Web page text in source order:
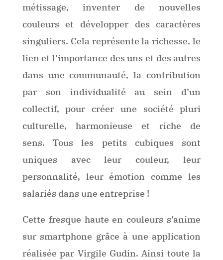
métissage, inventer de nouvelles
couleurs et développer des caractères
singuliers. Cela représente la richesse, le
lien et l’importance des uns et des autres
dans une communauté, la contribution
par son individualité au sein d’un
collectif, pour créer une société pluri
culturelle, harmonieuse et riche de
sens. Tous les petits cubiques sont
uniques avec leur couleur, leur
personnalité, leur émotion comme les
salariés dans une entreprise !
Cette fresque haute en couleurs s’anime
sur smartphone grâce à une application
réalisée par Virgile Gudin. Ainsi toute la